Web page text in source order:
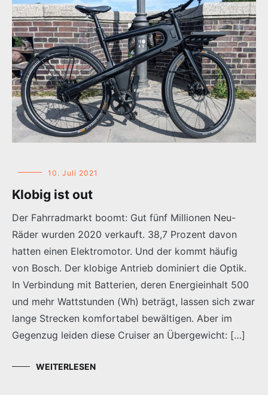
10. Juli 2021
Klobig ist out
Der Fahrradmarkt boomt: Gut fünf Millionen Neu-
Räder wurden 2020 verkauft. 38,7 Prozent davon
hatten einen Elektromotor. Und der kommt häufig
von Bosch. Der klobige Antrieb dominiert die Optik.
In Verbindung mit Batterien, deren Energieinhalt 500
und mehr Wattstunden (Wh) beträgt, lassen sich zwar
lange Strecken komfortabel bewältigen. Aber im
Gegenzug leiden diese Cruiser an Übergewicht: […]
WEITERLESEN